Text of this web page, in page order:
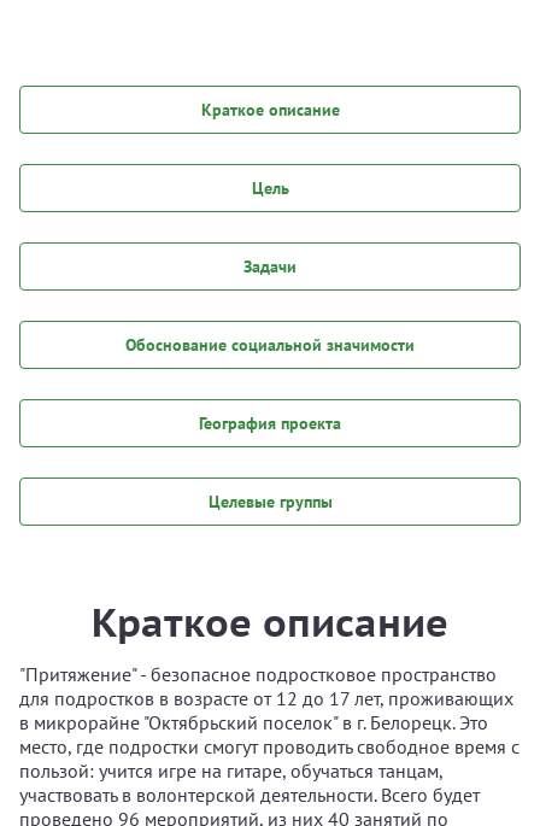
Краткое описание
Цель
Задачи
Обоснование социальной значимости
География проекта
Целевые группы
Краткое описание
"Притяжение" - безопасное подростковое пространство
для подростков в возрасте от 12 до 17 лет, проживающих
в микрорайне "Октябрьский поселок" в г. Белорецк. Это
место, где подростки смогут проводить свободное время с
пользой: учится игре на гитаре, обучаться танцам,
участвовать в волонтерской деятельности. Всего будет
проведено 96 мероприятий, из них 40 занятий по